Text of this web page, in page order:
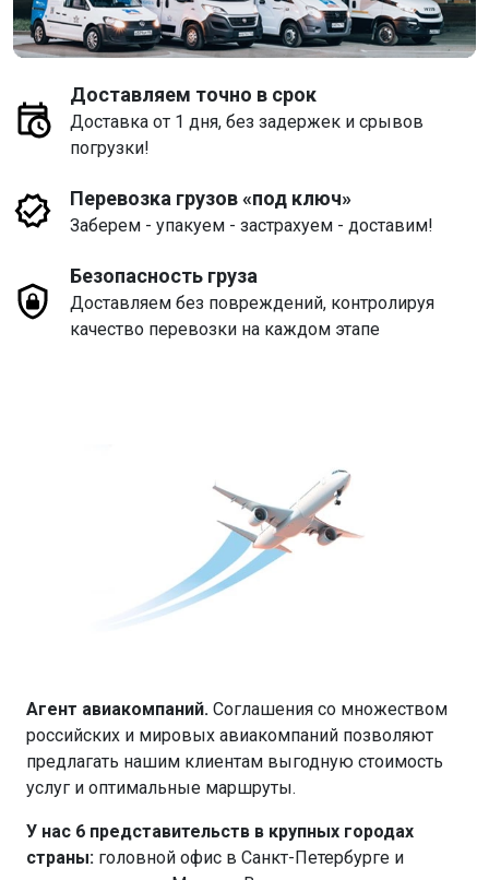
Доставляем точно в срок
Доставка от 1 дня, без задержек и срывов
погрузки!
Перевозка грузов «под ключ»
Заберем - упакуем - застрахуем - доставим!
Безопасность груза
Доставляем без повреждений, контролируя
качество перевозки на каждом этапе
Агент авиакомпаний. Соглашения со множеством
российских и мировых авиакомпаний позволяют
предлагать нашим клиентам выгодную стоимость
услуг и оптимальные маршруты.
У нас 6 представительств в крупных городах
страны: головной офис в Санкт-Петербурге и